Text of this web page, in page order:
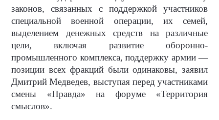
законов, связанных с поддержкой участников
специальной военной операции, их семей,
выделением денежных средств на различные
цели, включая развитие оборонно-
промышленного комплекса, поддержку армии —
позиции всех фракций были одинаковы, заявил
Дмитрий Медведев, выступая перед участниками
смены «Правда» на форуме «Территория
смыслов».